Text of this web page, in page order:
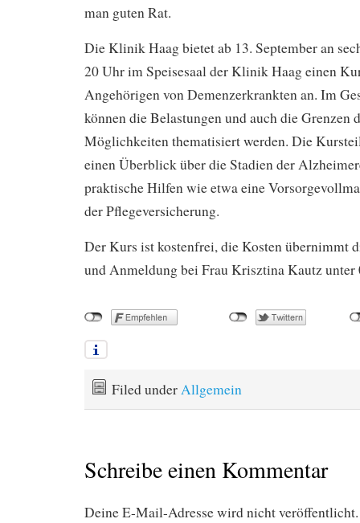
man guten Rat.
Die Klinik Haag bietet ab 13. September an
20 Uhr im Speisesaal der Klinik Haag einen
Angehörigen von Demenzerkrankten an. Im
können die Belastungen und auch die Grenzen
Möglichkeiten thematisiert werden. Die
einen Überblick über die Stadien der
praktische Hilfen wie etwa eine
der Pflegeversicherung.
Der Kurs ist kostenfrei, die Kosten übernimmt
und Anmeldung bei Frau Krisztina Kautz unter
Filed underAllgemein
Schreibe einen Kommentar
Deine E-Mail-Adresse wird nicht veröffentlicht.